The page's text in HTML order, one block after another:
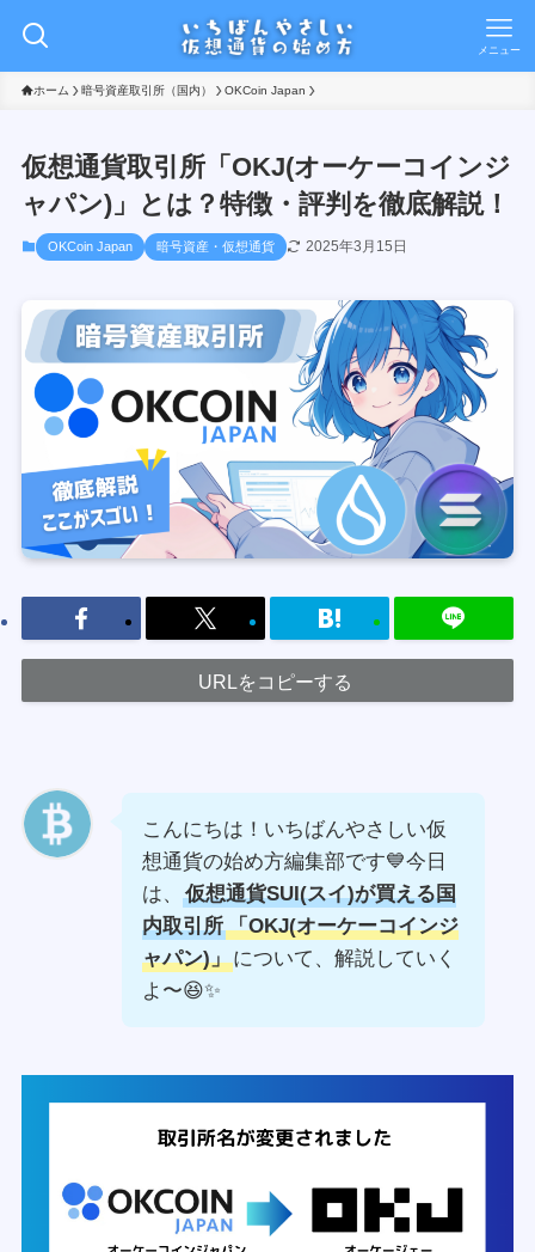
メニュー
ホーム 暗号資産取引所（国内） OKCoin Japan
仮想通貨取引所「OKJ(オーケーコインジ
ャパン)」とは？特徴・評判を徹底解説！
OKCoin Japan 暗号資産・仮想通貨 2025年3月15日
URLをコピーする
こんにちは！いちばんやさしい仮
想通貨の始め方編集部です💙今日
は、
仮想通貨SUI(スイ)が買える国
内取引所 「OKJ(オーケーコインジ
ャパン)」について、解説していく
よ〜😆✨